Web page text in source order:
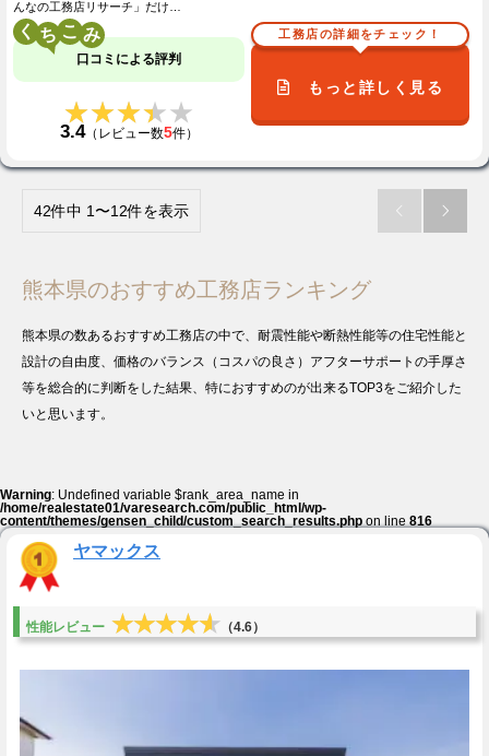
んなの工務店リサーチ」だけ…
く こ
口コミによる評判
★★★★★
★★★★★
3.4（レビュー数5件）
工務店の詳細をチェック！
もっと詳しく見る
42件中 1〜12件を表示  
熊本県のおすすめ工務店ランキング
熊本県の数あるおすすめ工務店の中で、耐震性能や断熱性能等の住宅性能と
設計の自由度、価格のバランス（コスパの良さ）アフターサポートの手厚さ
等を総合的に判断をした結果、特におすすめのが出来るTOP3をご紹介した
いと思います。
Warning: Undefined variable $rank_area_name in
/home/realestate01/varesearch.com/public_html/wp-
content/themes/gensen_child/custom_search_results.phpon line816
ヤマックス
性能レビュー ★★★★★
★★★★★ （4.6）